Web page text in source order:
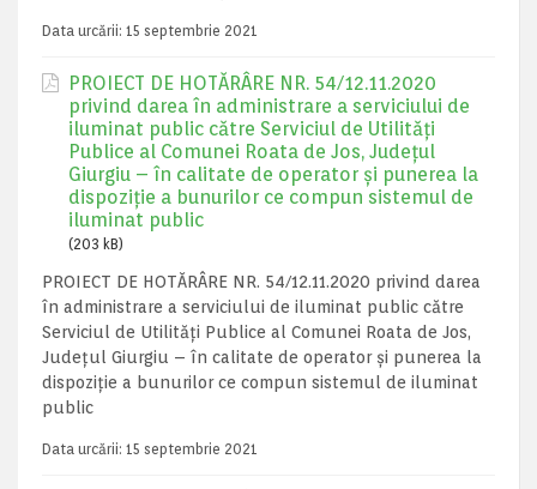
Data urcării: 15 septembrie 2021
PROIECT DE HOTĂRÂRE NR. 54/12.11.2020
privind darea în administrare a serviciului de
iluminat public către Serviciul de Utilități
Publice al Comunei Roata de Jos, Județul
Giurgiu – în calitate de operator și punerea la
dispoziție a bunurilor ce compun sistemul de
iluminat public
(203 kB)
PROIECT DE HOTĂRÂRE NR. 54/12.11.2020 privind darea
în administrare a serviciului de iluminat public către
Serviciul de Utilități Publice al Comunei Roata de Jos,
Județul Giurgiu – în calitate de operator și punerea la
dispoziție a bunurilor ce compun sistemul de iluminat
public
Data urcării: 15 septembrie 2021